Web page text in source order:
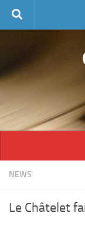
Skip to content
NEWS
Le Châtelet